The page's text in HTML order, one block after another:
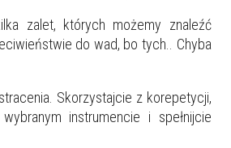
Anuluj
zalet, których możemy znaleźć
do wad, bo tych.. Chyba
Skorzystajcie z korepetycji,
instrumencie i spełnijcie